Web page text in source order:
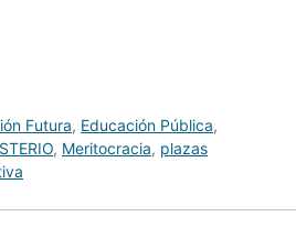
Futura, Educación Pública,
, Meritocracia, plazas